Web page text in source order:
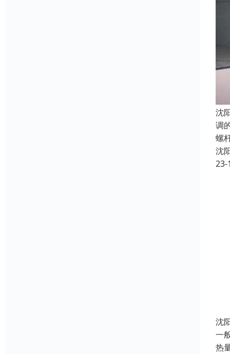
沈
调
螺
沈
23-
沈
一
热